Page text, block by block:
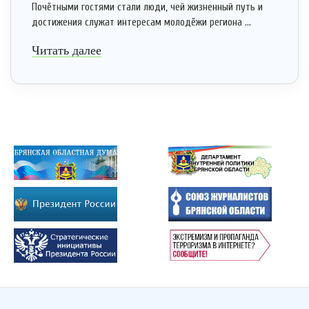
Почётными гостями стали люди, чей жизненный путь и
достижения служат интересам молодёжи региона ...
Читать далее